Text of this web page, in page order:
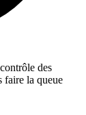
des
faire la queue